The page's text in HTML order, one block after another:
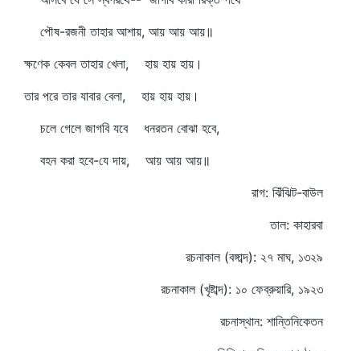
পৌষ-রজনী তাহার আশায়, আয় আয় আয়॥
ক্ষণেক কেবল তাহার খেলা, হায় হায় হায়।
তার পরে তার যাবার বেলা, হায় হায় হায়।
চলে গেলে জাগবি যবে ধনরতন বোঝা হবে,
বহন করা হবে-যে দায়, আয় আয় আয়॥
রাগ: ঝিঁঝিট-বাউল
তাল: কাহারবা
রচনাকাল (বঙ্গাব্দ): ২৭ মাঘ, ১৩২৯
রচনাকাল (খৃষ্টাব্দ): ১০ ফেব্রুয়ারি, ১৯২৩
রচনাস্থান: শান্তিনিকেতন